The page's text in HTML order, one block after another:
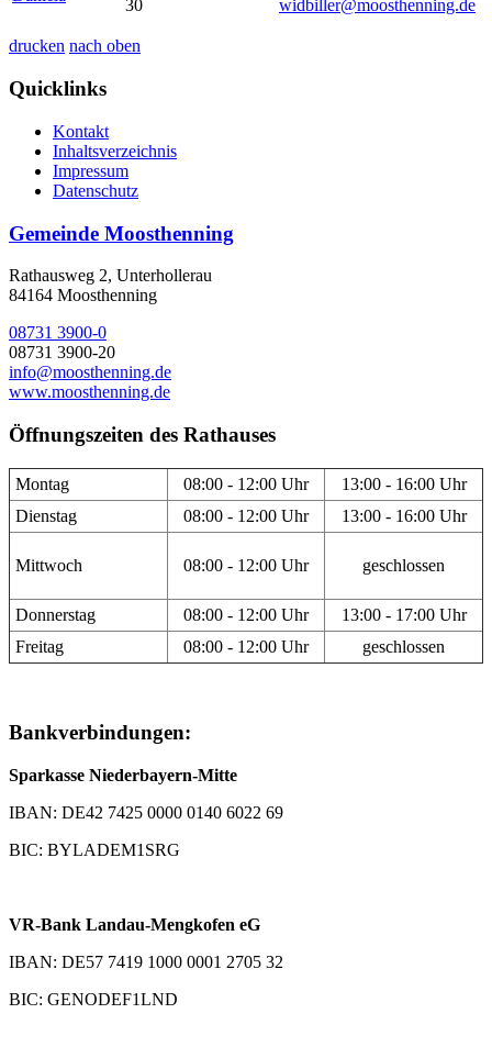
30
widbiller@moosthenning.de
drucken nach oben
Quicklinks
Kontakt
Inhaltsverzeichnis
Impressum
Datenschutz
Gemeinde Moosthenning
Rathausweg 2, Unterhollerau
84164 Moosthenning
08731 3900-0
08731 3900-20
info@moosthenning.de
www.moosthenning.de
Öffnungszeiten des Rathauses
Montag 08:00 - 12:00 Uhr
13:00 - 16:00 Uhr
Dienstag
08:00 - 12:00 Uhr 13:00 - 16:00 Uhr
Mittwoch 08:00 - 12:00 Uhr geschlossen
Donnerstag 08:00 - 12:00 Uhr
13:00 - 17:00 Uhr
Freitag
08:00 - 12:00 Uhr geschlossen
Bankverbindungen:
Sparkasse Niederbayern-Mitte
IBAN: DE42 7425 0000 0140 6022 69
BIC: BYLADEM1SRG
VR-Bank Landau-Mengkofen eG
IBAN: DE57 7419 1000 0001 2705 32
BIC: GENODEF1LND